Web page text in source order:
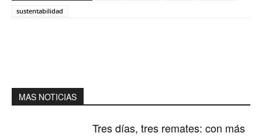
sustentabilidad
MAS NOTICIAS
Tres días, tres remates: con más